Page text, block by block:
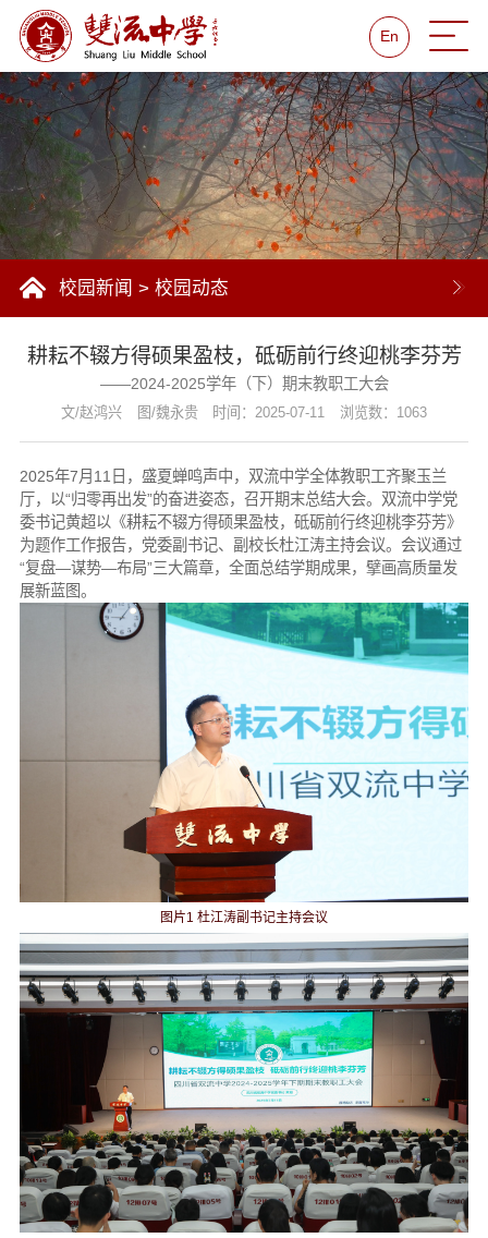
En
校园新闻 >校园动态
耕耘不辍方得硕果盈枝，砥砺前行终迎桃李芬芳
——2024-2025学年（下）期末教职工大会
文/赵鸿兴 图/魏永贵 时间：2025-07-11 浏览数：1063
2025年7月11日，盛夏蝉鸣声中，双流中学全体教职工齐聚玉兰
厅，以“归零再出发”的奋进姿态，召开期末总结大会。双流中学党
委书记黄超以《耕耘不辍方得硕果盈枝，砥砺前行终迎桃李芬芳》
为题作工作报告，党委副书记、副校长杜江涛主持会议。会议通过
“复盘—谋势—布局”三大篇章，全面总结学期成果，擘画高质量发
展新蓝图。
图片1 杜江涛副书记主持会议